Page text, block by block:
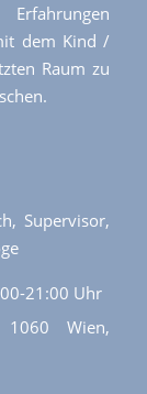
dem Kind /
Raum zu
Supervisor,
21:00 Uhr
1060 Wien,